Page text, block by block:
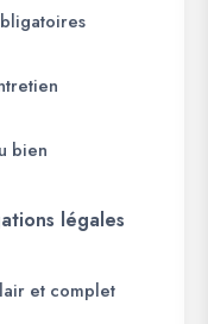
bien
légales
et complet